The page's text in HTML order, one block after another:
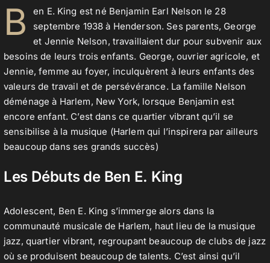
Contact
B
en E. King est né Benjamin Earl Nelson le 28
septembre 1938 à Henderson. Ses parents, George
et Jennie Nelson, travaillaient dur pour subvenir aux
besoins de leurs trois enfants. George, ouvrier agricole, et
Jennie, femme au foyer, inculquèrent à leurs enfants des
valeurs de travail et de persévérance. La famille Nelson
déménage à Harlem, New York, lorsque Benjamin est
encore enfant. C’est dans ce quartier vibrant qu’il se
sensibilise à la musique (Harlem qui l’inspirera par ailleurs
beaucoup dans ses grands succès)
Les Débuts de Ben E. King
Adolescent, Ben E. King s’immerge alors dans la
communauté musicale de Harlem, haut lieu de la musique
jazz, quartier vibrant, regroupant beaucoup de clubs de jazz
où se produisent beaucoup de talents. C’est ainsi qu’il